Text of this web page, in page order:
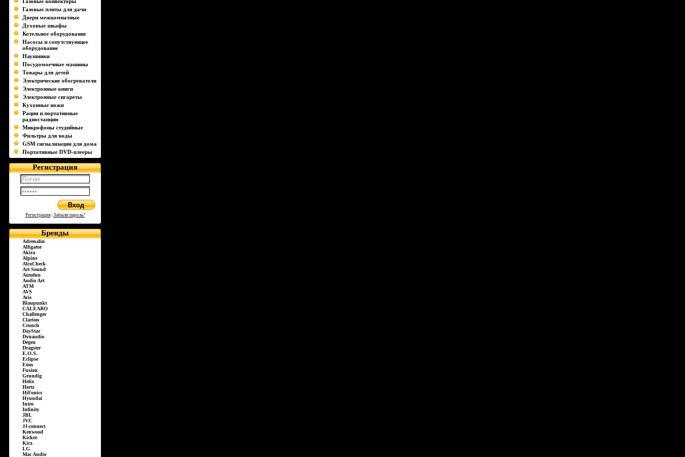
Газовые плиты для дачи
Двери межкомнатные
Духовые шкафы
Котельное оборудование
Насосы и сопутствующее
оборудование
Наушники
Посудомоечные машины
Товары для детей
Электрические обогреватели
Электронные книги
Электронные сигареты
Кухонные ножи
Рации и портативные
радиостанции
Микрофоны студийные
Фильтры для воды
GSM сигнализации для дома
Портативные DVD-плееры
Регистрация
Регистрация| Забыли пароль?
Бренды
Adrenalin
Alligator
Akira
Alpine
AlcoCheck
Art Sound
Autofun
Audio Art
ATM
AVS
Avis
Blaupunkt
CALEARO
Challenger
Clarion
Crunch
DayStar
Dynaudio
Degen
Dragster
E.O.S.
Eclipse
Eton
Fusion
Grundig
Helix
Hertz
HiFonics
Hyundai
Intro
Infinity
JBL
JVC
JJ-connect
Kenwood
Kicker
Kicx
LG
Mac Audio